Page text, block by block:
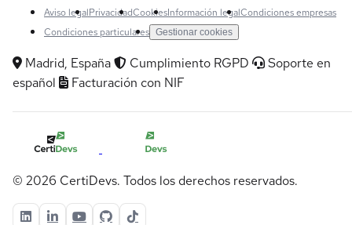
Aviso legalPrivacidadCookiesInformación legalCondiciones empresas
Condiciones particulares Gestionar cookies
Madrid, España Cumplimiento RGPD
Soporte en
español
Facturación con NIF
© 2026 CertiDevs. Todos los derechos reservados.